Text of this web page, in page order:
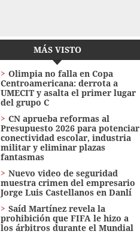
MÁS VISTO
Olimpia no falla en Copa
Centroamericana: derrota a
UMECIT y asalta el primer lugar
del grupo C
CN aprueba reformas al
Presupuesto 2026 para potenciar
conectividad escolar, industria
militar y eliminar plazas
fantasmas
Nuevo video de seguridad
muestra crimen del empresario
Jorge Luis Castellanos en Danlí
Saíd Martínez revela la
prohibición que FIFA le hizo a
los árbitros durante el Mundial